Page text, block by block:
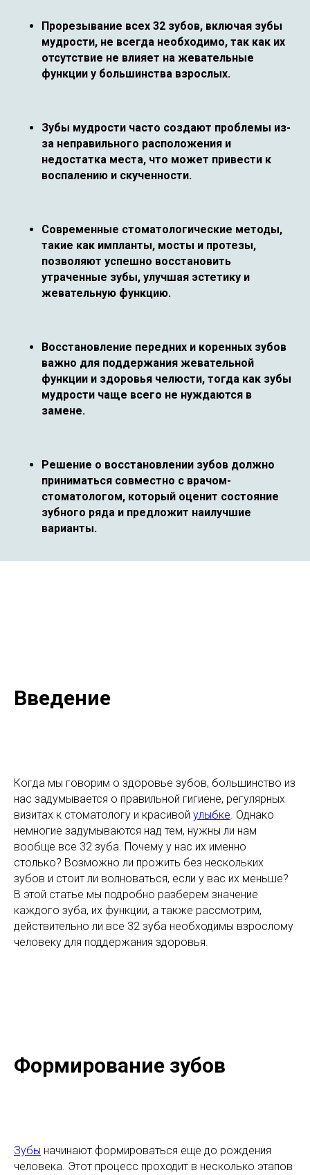
Прорезывание всех 32 зубов, включая зубы
мудрости, не всегда необходимо, так как их
отсутствие не влияет на жевательные
функции у большинства взрослых.
Зубы мудрости часто создают проблемы из-
за неправильного расположения и
недостатка места, что может привести к
воспалению и скученности.
Современные стоматологические методы,
такие как импланты, мосты и протезы,
позволяют успешно восстановить
утраченные зубы, улучшая эстетику и
жевательную функцию.
Восстановление передних и коренных зубов
важно для поддержания жевательной
функции и здоровья челюсти, тогда как зубы
мудрости чаще всего не нуждаются в
замене.
Решение о восстановлении зубов должно
приниматься совместно с врачом-
стоматологом, который оценит состояние
зубного ряда и предложит наилучшие
варианты.
Введение
Когда мы говорим о здоровье зубов, большинство из
нас задумывается о правильной гигиене, регулярных
визитах к стоматологу и красивой улыбке. Однако
немногие задумываются над тем, нужны ли нам
вообще все 32 зуба. Почему у нас их именно
столько? Возможно ли прожить без нескольких
зубов и стоит ли волноваться, если у вас их меньше?
В этой статье мы подробно разберем значение
каждого зуба, их функции, а также рассмотрим,
действительно ли все 32 зуба необходимы взрослому
человеку для поддержания здоровья.
Формирование зубов
Зубы начинают формироваться еще до рождения
человека. Этот процесс проходит в несколько этапов